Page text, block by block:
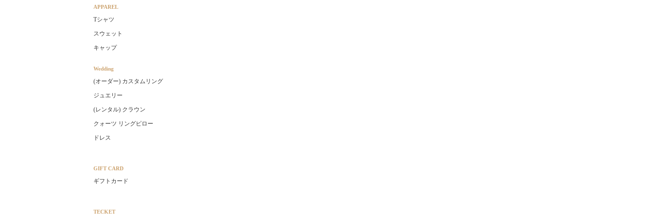
APPAREL
Tシャツ
スウェット
キャップ
Wedding
(オーダー) カスタムリング
ジュエリー
(レンタル) クラウン
クォーツ リングピロー
ドレス
GIFT CARD
ギフトカード
TECKET